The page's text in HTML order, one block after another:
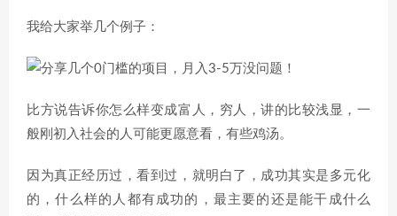
我给大家举几个例子：
比方说告诉你怎么样变成富人，穷人，讲的比较浅显，一
般刚初入社会的人可能更愿意看，有些鸡汤。
因为真正经历过，看到过，就明白了，成功其实是多元化
的，什么样的人都有成功的，最主要的还是能干成什么